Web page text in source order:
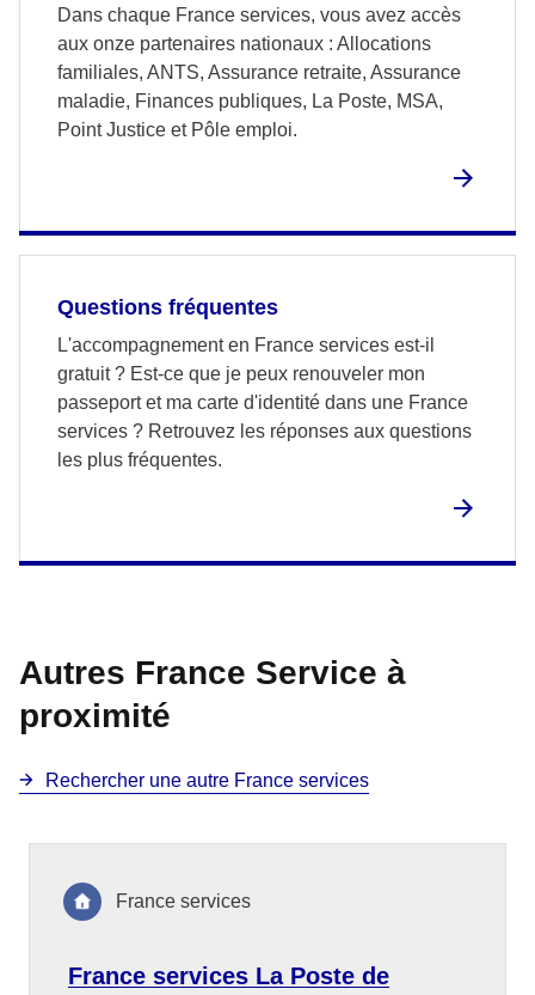
Dans chaque France services, vous avez accès
aux onze partenaires nationaux : Allocations
familiales, ANTS, Assurance retraite, Assurance
maladie, Finances publiques, La Poste, MSA,
Point Justice et Pôle emploi.
Questions fréquentes
L'accompagnement en France services est-il
gratuit ? Est-ce que je peux renouveler mon
passeport et ma carte d'identité dans une France
services ? Retrouvez les réponses aux questions
les plus fréquentes.
Autres France Service à
proximité
Rechercher une autre France services
France services La Poste de
France services